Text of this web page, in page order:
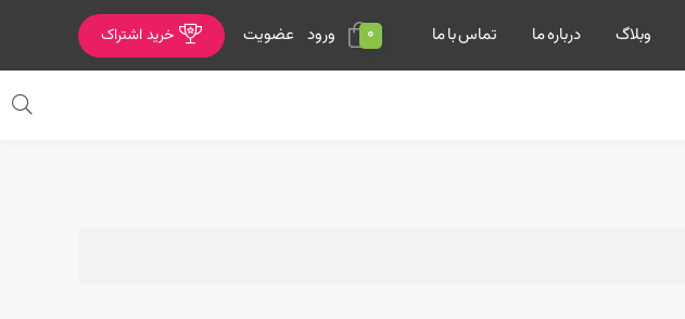
وبلاگ درباره ما تماس با ما 0 ورود عضویت خرید اشتراک